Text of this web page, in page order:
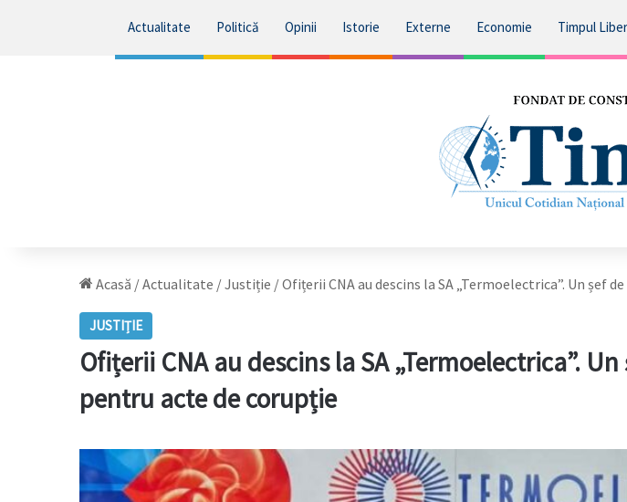
Actualitate Politică Opinii Istorie Externe Economie Timpul Liber
Acasă /Actualitate /Justiție /Ofițerii CNA au descins la SA „Termoelectrica”. Un șef
JUSTIȚIE
Ofițerii CNA au descins la SA „Termoelectrica”.
pentru acte de corupție